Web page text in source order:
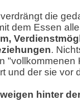
die
dem Essen
.
"vollkommenen
und der sie vor
hinter